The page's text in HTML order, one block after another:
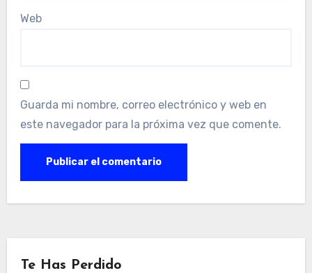
Web
Guarda mi nombre, correo electrónico y web en
este navegador para la próxima vez que comente.
Te Has Perdido